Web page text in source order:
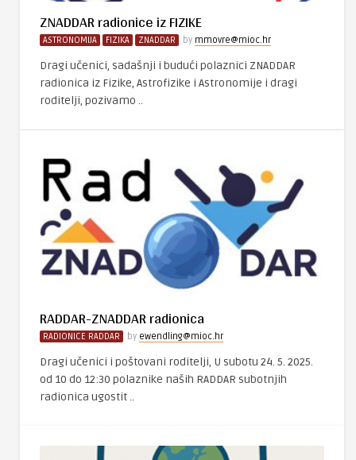
ZNADDAR radionice iz FIZIKE
ASTRONOMIJA FIZIKA ZNADDAR by mmovre@mioc.hr
Dragi učenici, sadašnji i budući polaznici ZNADDAR
radionica iz Fizike, Astrofizike i Astronomije i dragi
roditelji, pozivamo ..
RADDAR-ZNADDAR radionica
RADIONICE RADDAR by ewendling@mioc.hr
Dragi učenici i poštovani roditelji, U subotu 24. 5. 2025.
od 10 do 12:30 polaznike naših RADDAR subotnjih
radionica ugostit ..